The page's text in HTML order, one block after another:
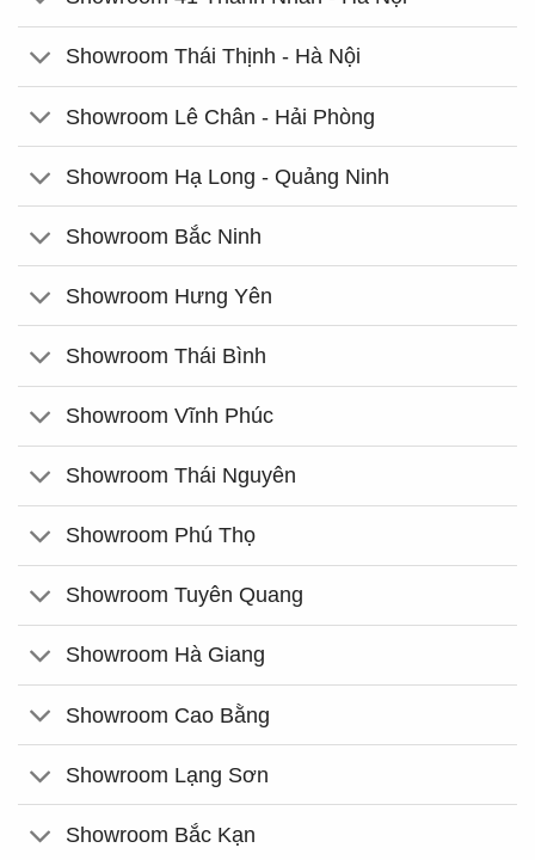
Showroom Thái Thịnh - Hà Nội
Showroom Lê Chân - Hải Phòng
Showroom Hạ Long - Quảng Ninh
Showroom Bắc Ninh
Showroom Hưng Yên
Showroom Thái Bình
Showroom Vĩnh Phúc
Showroom Thái Nguyên
Showroom Phú Thọ
Showroom Tuyên Quang
Showroom Hà Giang
Showroom Cao Bằng
Showroom Lạng Sơn
Showroom Bắc Kạn